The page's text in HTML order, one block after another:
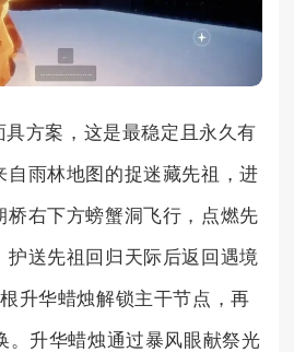
具方案，这是最稳定且永久有
自雨林地图的捉迷藏先祖，进
桥右下方螃蟹洞飞行，点燃先
护送先祖回归天际后返回遇境
升华蜡烛解锁主干节点，再
。升华蜡烛通过暴风眼献祭光